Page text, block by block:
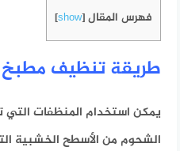
فهرس المقال [
show
]
طريقة تنظيف
يمكن استخدام المنظفات التي
الشحوم من الأسطح الخشبية